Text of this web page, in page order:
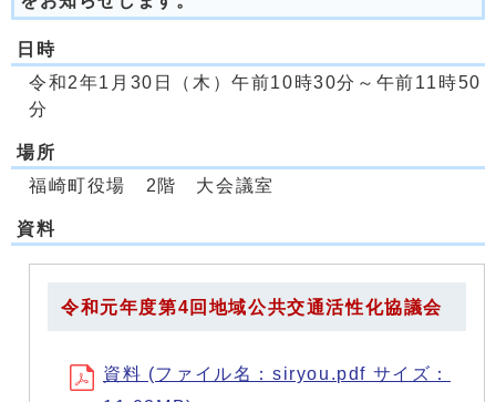
日時
令和2年1月30日（木）午前10時30分～午前11時50
分
場所
福崎町役場 2階 大会議室
資料
令和元年度第4回地域公共交通活性化協議会
資料 (ファイル名：siryou.pdf サイズ：